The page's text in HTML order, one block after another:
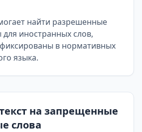
найти разрешенные
для иностранных слов,
в нормативных
языка.
на запрещенные
слова